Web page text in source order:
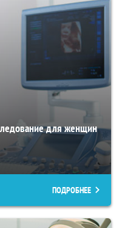
для женщин
ПОДРОБНЕЕ